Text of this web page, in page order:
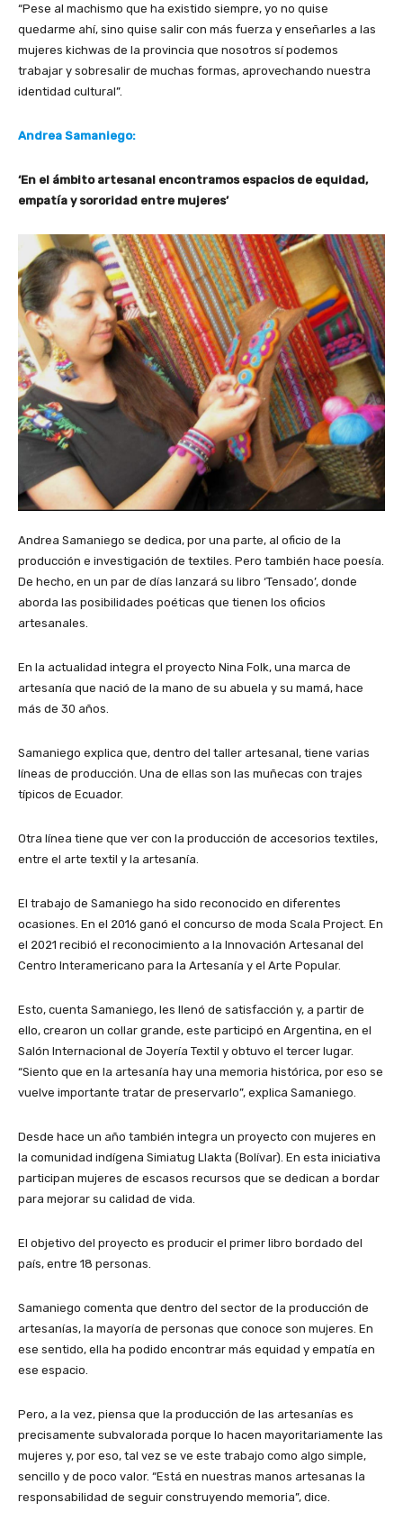
“Pese al machismo que ha existido siempre, yo no quise
quedarme ahí, sino quise salir con más fuerza y enseñarles a las
mujeres kichwas de la provincia que nosotros sí podemos
trabajar y sobresalir de muchas formas, aprovechando nuestra
identidad cultural”.
Andrea Samaniego:
‘En el ámbito artesanal encontramos espacios de equidad,
empatía y sororidad entre mujeres’
Andrea Samaniego se dedica, por una parte, al oficio de la
producción e investigación de textiles. Pero también hace poesía.
De hecho, en un par de días lanzará su libro ‘Tensado’, donde
aborda las posibilidades poéticas que tienen los oficios
artesanales.
En la actualidad integra el proyecto Nina Folk, una marca de
artesanía que nació de la mano de su abuela y su mamá, hace
más de 30 años.
Samaniego explica que, dentro del taller artesanal, tiene varias
líneas de producción. Una de ellas son las muñecas con trajes
típicos de Ecuador.
Otra línea tiene que ver con la producción de accesorios textiles,
entre el arte textil y la artesanía.
El trabajo de Samaniego ha sido reconocido en diferentes
ocasiones. En el 2016 ganó el concurso de moda Scala Project. En
el 2021 recibió el reconocimiento a la Innovación Artesanal del
Centro Interamericano para la Artesanía y el Arte Popular.
Esto, cuenta Samaniego, les llenó de satisfacción y, a partir de
ello, crearon un collar grande, este participó en Argentina, en el
Salón Internacional de Joyería Textil y obtuvo el tercer lugar.
“Siento que en la artesanía hay una memoria histórica, por eso se
vuelve importante tratar de preservarlo”, explica Samaniego.
Desde hace un año también integra un proyecto con mujeres en
la comunidad indígena Simiatug Llakta (Bolívar). En esta iniciativa
participan mujeres de escasos recursos que se dedican a bordar
para mejorar su calidad de vida.
El objetivo del proyecto es producir el primer libro bordado del
país, entre 18 personas.
Samaniego comenta que dentro del sector de la producción de
artesanías, la mayoría de personas que conoce son mujeres. En
ese sentido, ella ha podido encontrar más equidad y empatía en
ese espacio.
Pero, a la vez, piensa que la producción de las artesanías es
precisamente subvalorada porque lo hacen mayoritariamente las
mujeres y, por eso, tal vez se ve este trabajo como algo simple,
sencillo y de poco valor. “Está en nuestras manos artesanas la
responsabilidad de seguir construyendo memoria”, dice.